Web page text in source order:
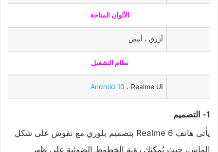
الألوان المتاحة
أزرق ، أبيض
نظام التشغيل
Android 10 ، Realme UI
1- التصميم
يأتى هاتف Realme 6 بتصميم بلوري مع نقوش على شكل
الماس، حيث يُمكنك رؤية الخطوط الضوئية على ظهر